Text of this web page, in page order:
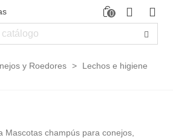
0
y Roedores >
Lechos e higiene
Mascotas champús para conejos,